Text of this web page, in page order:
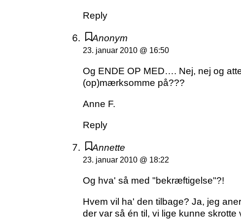
Reply
Anonym
23. januar 2010 @ 16:50
Og ENDE OP MED…. Nej, nej og
(op)mærksomme på???
Anne F.
Reply
Annette
23. januar 2010 @ 18:22
Og hva' så med "bekræftigelse"?!
Hvem vil ha' den tilbage? Ja, jeg
der var så én til, vi lige kunne